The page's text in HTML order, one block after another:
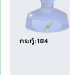
กระทู้: 184